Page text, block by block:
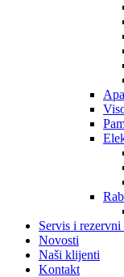
Servis i
Novosti
Naši klijenti
Kontakt